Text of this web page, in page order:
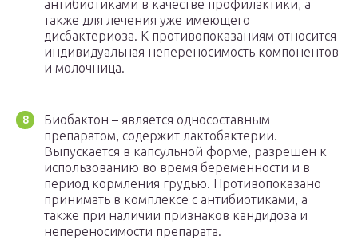
антибиотиками в качестве профилактики, а
также для лечения уже имеющего
дисбактериоза. К противопоказаниям относится
индивидуальная непереносимость компонентов
и молочница.
Биобактон – является односоставным
препаратом, содержит лактобактерии.
Выпускается в капсульной форме, разрешен к
использованию во время беременности и в
период кормления грудью. Противопоказано
принимать в комплексе с антибиотиками, а
также при наличии признаков кандидоза и
непереносимости препарата.